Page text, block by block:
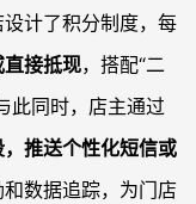
计了积分制度，每
接抵现，搭配“二
此同时，店主通过
推送个性化短信或
数据追踪，为门店